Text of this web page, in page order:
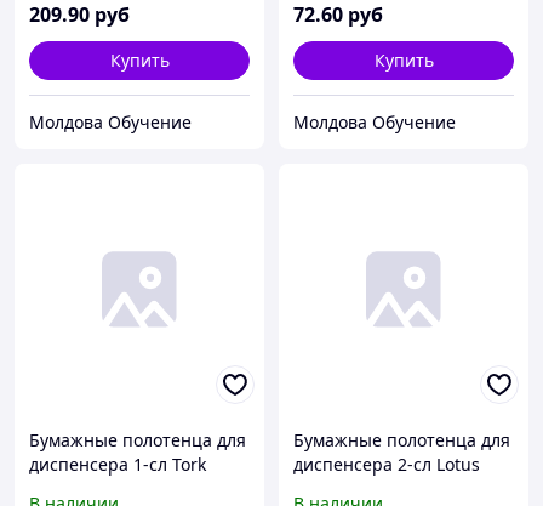
209.90 руб
Купить
Молдова Обучение
72.60 руб
Купить
Молдова Обучение
Бумажные полотенца для
диспенсера 1-сл Tork
Бумажные полотенца для
диспенсера 2-сл Lotus